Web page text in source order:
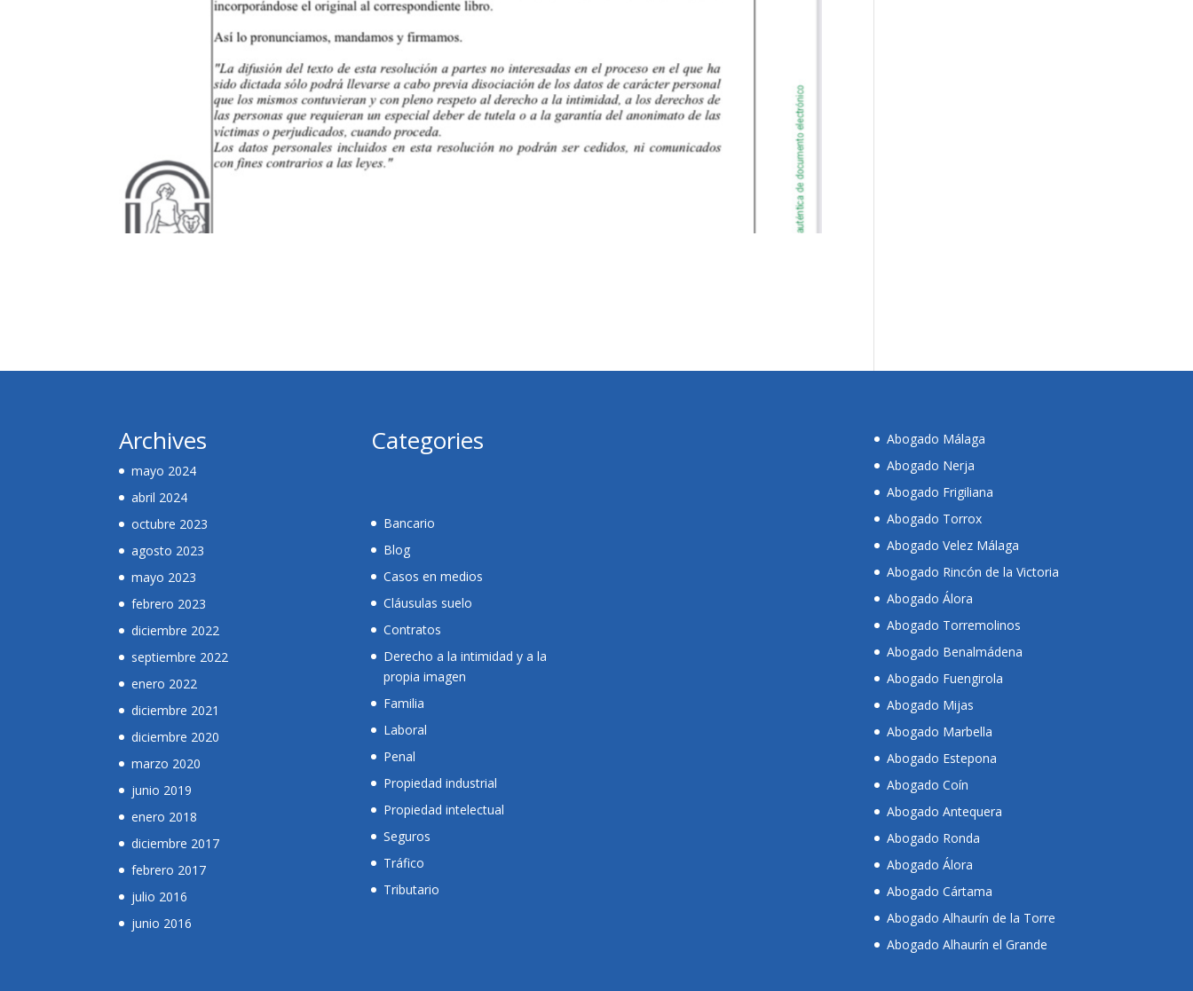
Archives
mayo 2024
abril 2024
octubre 2023
agosto 2023
mayo 2023
febrero 2023
diciembre 2022
septiembre 2022
enero 2022
diciembre 2021
diciembre 2020
marzo 2020
junio 2019
enero 2018
diciembre 2017
febrero 2017
julio 2016
junio 2016
Categories
Bancario
Blog
Casos en medios
Cláusulas suelo
Contratos
Derecho a la intimidad y a la
propia imagen
Familia
Laboral
Penal
Propiedad industrial
Propiedad intelectual
Seguros
Tráfico
Tributario
Abogado Málaga
Abogado Nerja
Abogado Frigiliana
Abogado Torrox
Abogado Velez Málaga
Abogado Rincón de la Victoria
Abogado Álora
Abogado Torremolinos
Abogado Benalmádena
Abogado Fuengirola
Abogado Mijas
Abogado Marbella
Abogado Estepona
Abogado Coín
Abogado Antequera
Abogado Ronda
Abogado Álora
Abogado Cártama
Abogado Alhaurín de la Torre
Abogado Alhaurín el Grande